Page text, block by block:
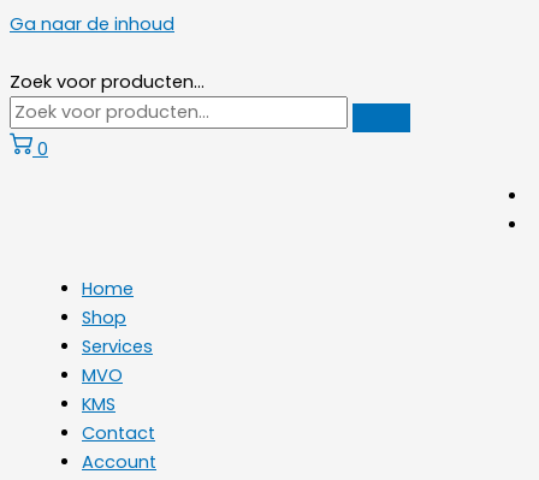
Ga naar de inhoud
Zoek voor producten...
0
Home
Shop
Services
MVO
KMS
Contact
Account